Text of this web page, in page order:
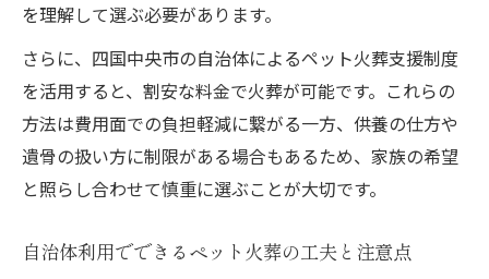
を理解して選ぶ必要があります。
さらに、四国中央市の自治体によるペット火葬支援制度
を活用すると、割安な料金で火葬が可能です。これらの
方法は費用面での負担軽減に繋がる一方、供養の仕方や
遺骨の扱い方に制限がある場合もあるため、家族の希望
と照らし合わせて慎重に選ぶことが大切です。
自治体利用でできるペット火葬の工夫と注意点